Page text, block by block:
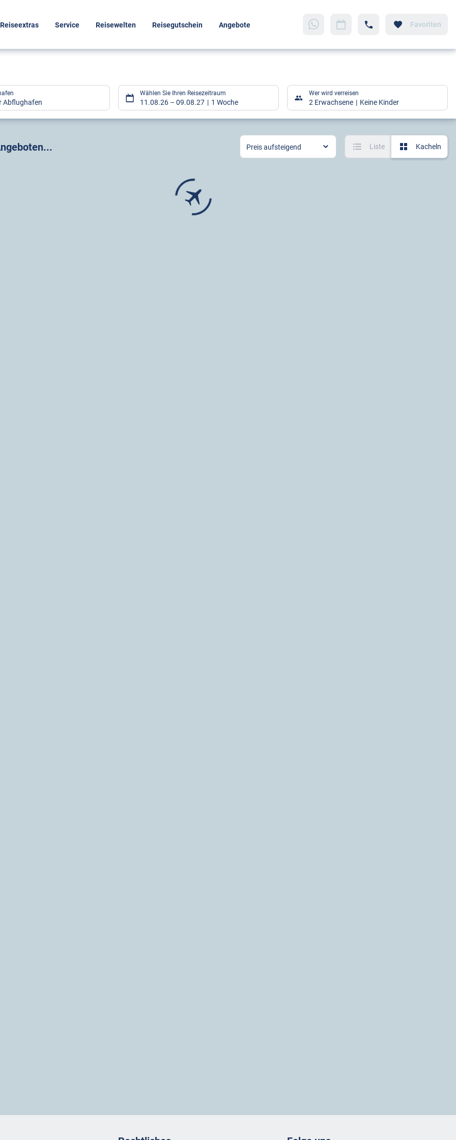
Reiseextras Service Reisewelten Reisegutschein Angebote Favoriten
Abflughafen
Wählen Sie Ihren Reisezeitraum
11.08.26 – 09.08.27 1 Woche
Wer wird verreisen
2 Erwachsene Keine Kinder
Preis aufsteigend Liste Kacheln